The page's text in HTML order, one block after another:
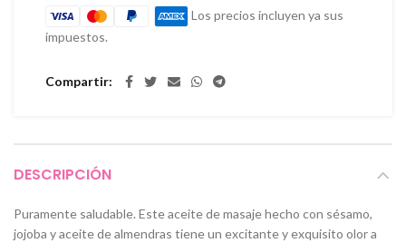
Los precios incluyen ya sus
impuestos.
Compartir
DESCRIPCIÓN
Puramente saludable. Este aceite de masaje hecho con sésamo,
jojoba y aceite de almendras tiene un excitante y exquisito olor a